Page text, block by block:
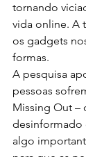
tornando
vida online. A
os gadgets
formas.
A pesquisa
pessoas
Missing Out –
desinformado
algo